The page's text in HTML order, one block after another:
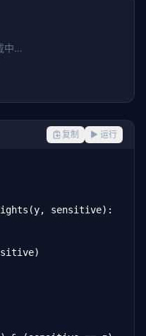
中…
复制 ▶ 运行
sensitive):